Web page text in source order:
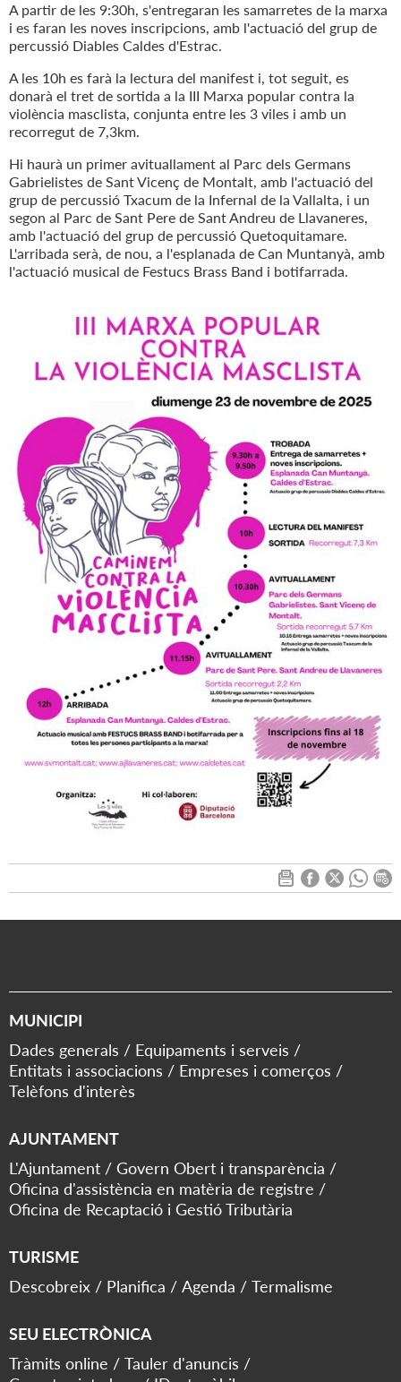
A partir de les 9:30h, s'entregaran les samarretes de la marxa
i es faran les noves inscripcions, amb l'actuació del grup de
percussió Diables Caldes d'Estrac.
A les 10h es farà la lectura del manifest i, tot seguit, es
donarà el tret de sortida a la III Marxa popular contra la
violència masclista, conjunta entre les 3 viles i amb un
recorregut de 7,3km.
Hi haurà un primer avituallament al Parc dels Germans
Gabrielistes de Sant Vicenç de Montalt, amb l'actuació del
grup de percussió Txacum de la Infernal de la Vallalta, i un
segon al Parc de Sant Pere de Sant Andreu de Llavaneres,
amb l'actuació del grup de percussió Quetoquitamare.
L'arribada serà, de nou, a l'esplanada de Can Muntanyà, amb
l'actuació musical de Festucs Brass Band i botifarrada.
MUNICIPI
Dades generals
Equipaments i serveis
Entitats i associacions
Empreses i comerços
Telèfons d'interès
AJUNTAMENT
L'Ajuntament
Govern Obert i transparència
Oficina d'assistència en matèria de registre
Oficina de Recaptació i Gestió Tributària
TURISME
Descobreix
Planifica Agenda Termalisme
SEU ELECTRÒNICA
Tràmits online
Tauler d'anuncis